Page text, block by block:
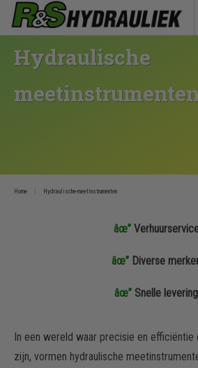
Hydraulische
Home Hydraulische-meetinstrumenten
âœ”
âœ” Diverse
âœ” Snelle levering
In een wereld waar precisie en
zijn, vormen hydraulische